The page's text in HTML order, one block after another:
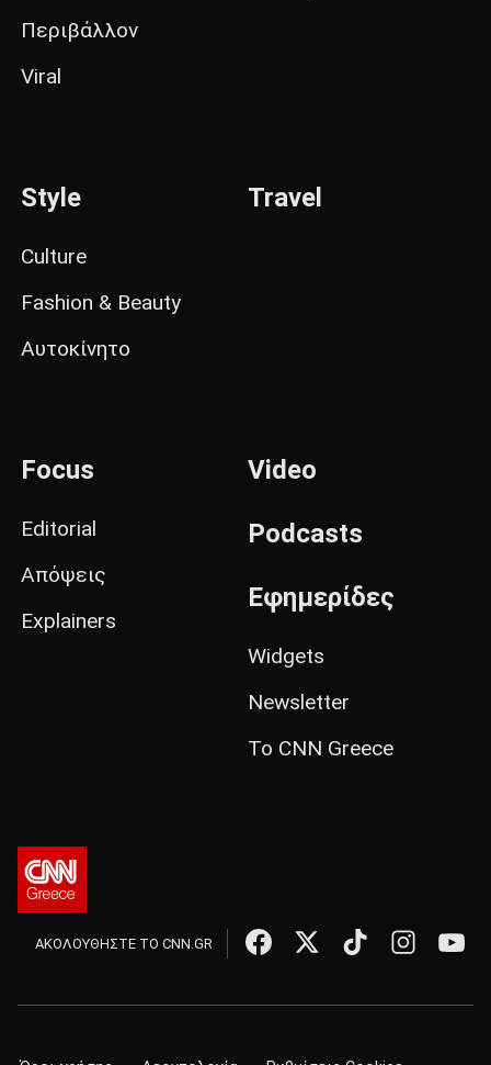
Περιβάλλον
Viral
Style
Culture
Fashion & Beauty
Αυτοκίνητο
Travel
Focus
Editorial
Απόψεις
Explainers
Video
Podcasts
Εφημερίδες
Widgets
Newsletter
Το CNN Greece
ΑΚΟΛΟΥΘΗΣΤΕ ΤΟ CNN.GR